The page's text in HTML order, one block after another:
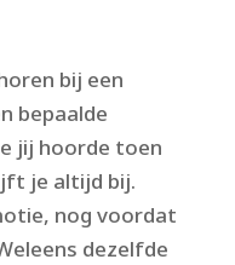
bij een
bepaalde
jij hoorde toen
je altijd bij.
nog voordat
dezelfde